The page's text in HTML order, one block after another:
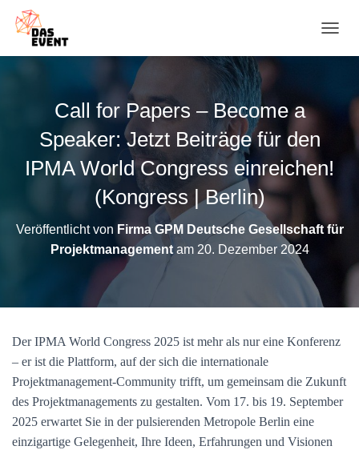
A
O
N
S
Call for Papers – Become a
Speaker: Jetzt Beiträge für den
IPMA World Congress einreichen!
(Kongress | Berlin)
Veröffentlicht von Firma GPM Deutsche Gesellschaft für
Projektmanagementam 20. Dezember 2024
Der IPMA World Congress 2025 ist mehr als nur eine Konferenz
– er ist die Plattform, auf der sich die internationale
Projektmanagement-Community trifft, um gemeinsam die Zukunft
des Projektmanagements zu gestalten. Vom 17. bis 19. September
2025 erwartet Sie in der pulsierenden Metropole Berlin eine
einzigartige Gelegenheit, Ihre Ideen, Erfahrungen und Visionen